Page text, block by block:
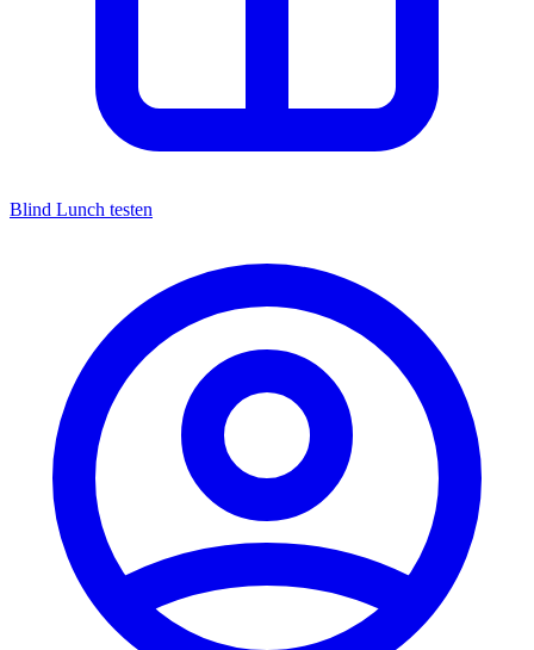
Blind Lunch testen